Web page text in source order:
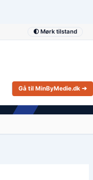
🌓 Mørk tilstand
Gå til MinByMedie.dk ➔